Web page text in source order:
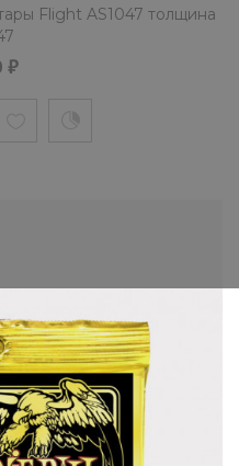
Flight AS1047 толщина
₽